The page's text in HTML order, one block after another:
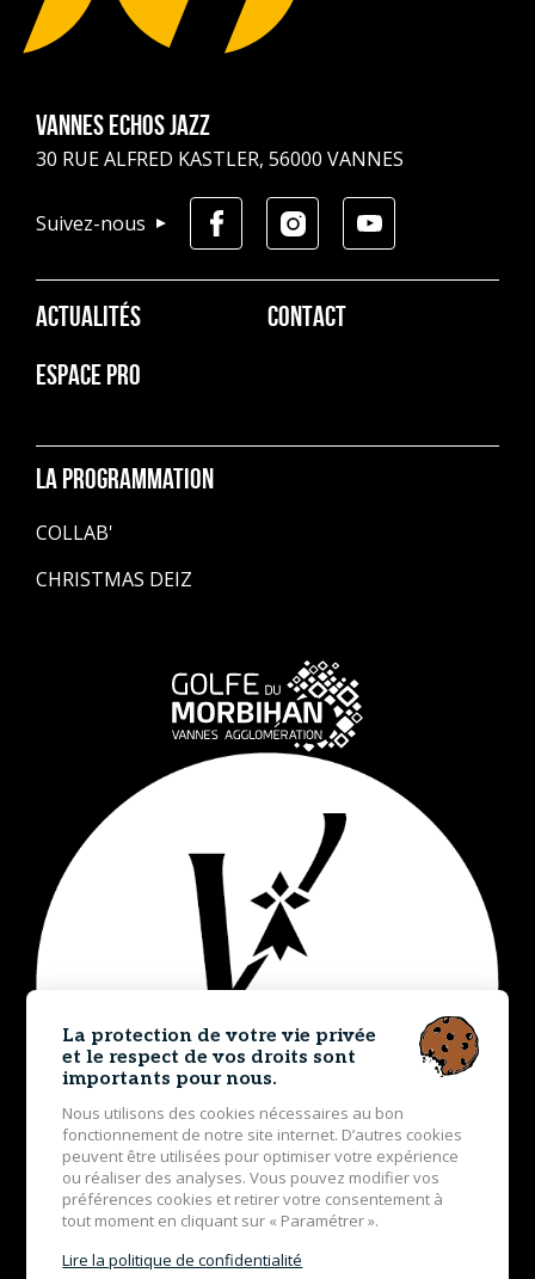
Vannes Echos Jazz
30 RUE ALFRED KASTLER, 56000 VANNES
Suivez-nous
Pied
de
ACTUALITÉS CONTACT
ESPACE PRO
La programmation
COLLAB'
CHRISTMAS DEIZ
La protection de votre vie privée
et le respect de vos droits sont
importants pour nous.
Nous utilisons des cookies nécessaires au bon
fonctionnement de notre site internet. D’autres cookies
peuvent être utilisées pour optimiser votre expérience
ou réaliser des analyses. Vous pouvez modifier vos
préférences cookies et retirer votre consentement à
tout moment en cliquant sur « Paramétrer ».
Lire la politique de confidentialité